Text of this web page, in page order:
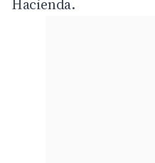
Hacienda.